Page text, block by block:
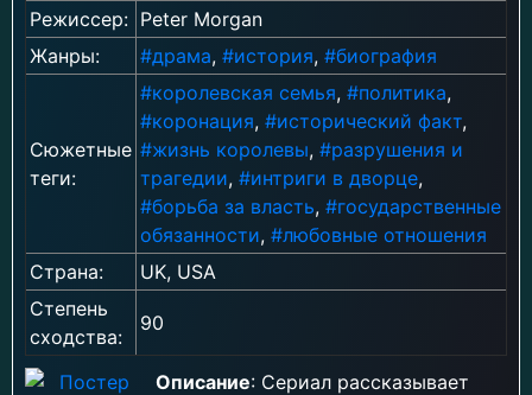
Режиссер: Peter Morgan
Жанры:
#драма, #история, #биография
Сюжетные
теги:
#королевская семья, #политика,
#коронация, #исторический факт,
#жизнь королевы, #разрушения и
трагедии, #интриги в дворце,
#борьба за власть, #государственные
обязанности, #любовные отношения
Страна:
UK, USA
Степень
сходства:
90
Описание: Сериал рассказывает